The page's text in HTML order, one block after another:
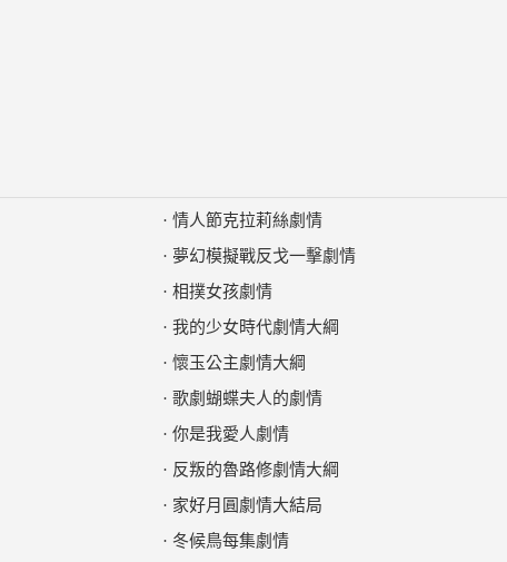
· 情人節克拉莉絲劇情
· 夢幻模擬戰反戈一擊劇情
· 相撲女孩劇情
· 我的少女時代劇情大綱
· 懷玉公主劇情大綱
· 歌劇蝴蝶夫人的劇情
· 你是我愛人劇情
· 反叛的魯路修劇情大綱
· 家好月圓劇情大結局
· 冬候鳥每集劇情